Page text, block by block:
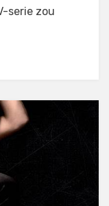
serie zou